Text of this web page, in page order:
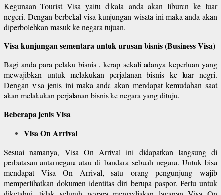
Kegunaan Tourist Visa yaitu dikala anda akan liburan ke luar
negeri. Dengan berbekal visa kunjungan wisata ini maka anda akan
diperbolehkan masuk ke negara tujuan.
Visa kunjungan sementara untuk urusan bisnis (Business Visa)
Bagi anda para pelaku bisnis , kerap sekali adanya keperluan yang
mewajibkan untuk melakukan perjalanan bisnis ke luar negri.
Dengan visa jenis ini maka anda akan mendapat kemudahan saat
akan melakukan perjalanan bisnis ke negara yang dituju.
Beberapa jenis Visa
Visa On Arrival
Sesuai namanya, Visa On Arrival ini didapatkan langsung di
perbatasan antarnegara atau di bandara sebuah negara. Untuk bisa
mendapat Visa On Arrival, satu orang pengunjung wajib
memperlihatkan dokumen identitas diri berupa paspor. Perlu untuk